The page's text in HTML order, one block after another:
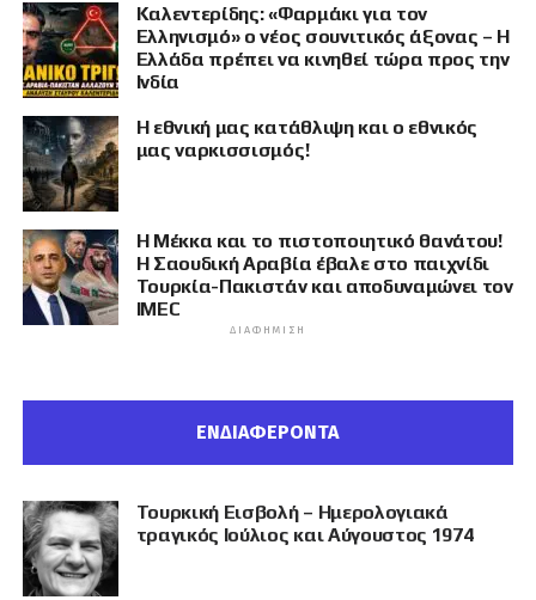
Καλεντερίδης: «Φαρμάκι για τον
Ελληνισμό» ο νέος σουνιτικός άξονας – Η
Ελλάδα πρέπει να κινηθεί τώρα προς την
Ινδία
Η εθνική μας κατάθλιψη και ο εθνικός
μας ναρκισσισμός!
Η Μέκκα και το πιστοποιητικό θανάτου!
Η Σαουδική Αραβία έβαλε στο παιχνίδι
Τουρκία-Πακιστάν και αποδυναμώνει τον
IMEC
ΔΙΑΦΉΜΙΣΗ
ΕΝΔΙΑΦΕΡΟΝΤΑ
Τουρκική Εισβολή – Ημερολογιακά
τραγικός Ιούλιος και Αύγουστος 1974